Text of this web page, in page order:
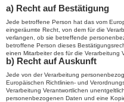
a) Recht auf Bestätigung
Jede betroffene Person hat das vom
eingeräumte Recht, von dem für die
verlangen, ob sie betreffende
betroffene Person dieses
einen Mitarbeiter des für die Verarbeitung
b) Recht auf Auskunft
Jede von der Verarbeitung
Europäischen Richtlinien- und
Verarbeitung Verantwortlichen
personenbezogenen Daten und eine